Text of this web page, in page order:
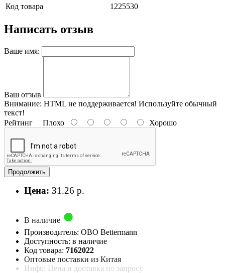
Код товара
1225530
Написать отзыв
Ваше имя:
Ваш отзыв
Внимание: HTML не поддерживается! Используйте обычный
текст!
Рейтинг Плохо Хорошо
Продолжить
Цена: 31.26 р.
В наличие
Производитель: OBO Bettermann
Доступность: в наличие
Код товара: 7162022
Оптовые поставки из Китая
Инфо: Цена и доставка по запросу